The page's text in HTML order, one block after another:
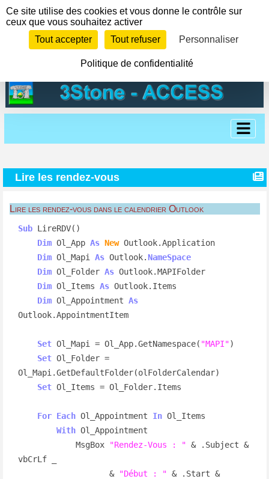
Lire les rendez-vous
Lire les rendez-vous dans le calendrier Outlook
Sub LireRDV()
Dim Ol_App As New Outlook.Application
Dim Ol_Mapi As Outlook.NameSpace
Dim Ol_Folder As Outlook.MAPIFolder
Dim Ol_Items As Outlook.Items
Dim Ol_Appointment As
Outlook.AppointmentItem
Set Ol_Mapi = Ol_App.GetNamespace( "MAPI")
Set Ol_Folder =
Ol_Mapi.GetDefaultFolder(olFolderCalendar)
Set Ol_Items = Ol_Folder.Items
For Each Ol_Appointment In Ol_Items
With Ol_Appointment
            MsgBox
"Rendez-Vous : " & .Subject &
vbCrLf _
                   &
"Début : " & .Start &
Panneau de gestion des cookies
Ce site utilise des cookies et vous donne le contrôle sur
ceux que vous souhaitez activer
Tout accepter
Tout refuser Personnaliser
Politique de confidentialité